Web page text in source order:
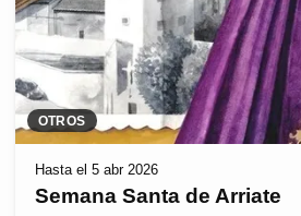
OTROS
Hasta el 5 abr 2026
Semana Santa de Arriate